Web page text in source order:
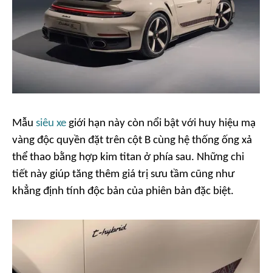
Mẫu siêu xe giới hạn này còn nổi bật với huy hiệu mạ
vàng độc quyền đặt trên cột B cùng hệ thống ống xả
thể thao bằng hợp kim titan ở phía sau. Những chi
tiết này giúp tăng thêm giá trị sưu tầm cũng như
khẳng định tính độc bản của phiên bản đặc biệt.